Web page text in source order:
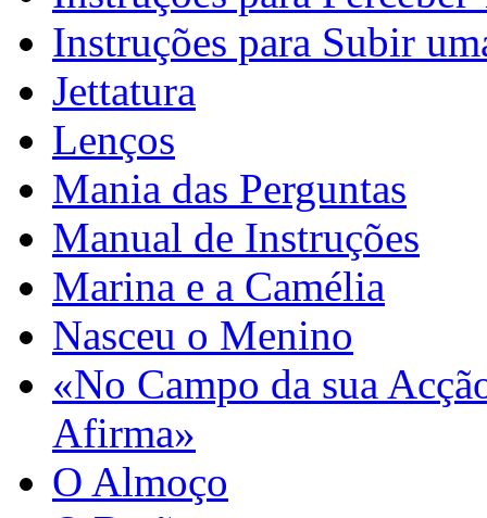
Instruções para Subir
Jettatura
Lenços
Mania das Perguntas
Manual de Instruções
Marina e a Camélia
Nasceu o Menino
«No Campo da sua
Afirma»
O Almoço